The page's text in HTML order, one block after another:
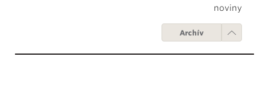
noviny
Archív